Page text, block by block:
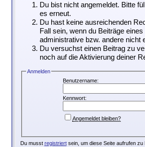
Du bist nicht angemeldet. Bitte
es erneut.
Du hast keine ausreichenden
Fall sein, wenn du Beiträge
administrative bzw. andere nicht
Du versuchst einen Beitrag zu
noch auf die Aktivierung deiner
Anmelden
Benutzername:
Kennwort:
Angemeldet bleiben?
Du musst registriertsein, um diese Seite aufrufen zu